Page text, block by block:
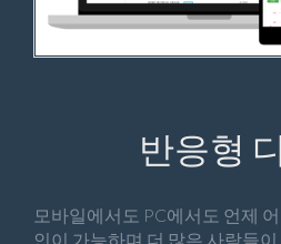
반응형
모바일에서도 PC에서도 언제
인이 가능하며 더 많은 사람들